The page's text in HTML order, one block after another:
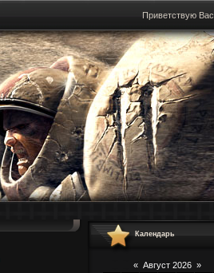
Приветствую Вас
Календарь
« Август 2026 »